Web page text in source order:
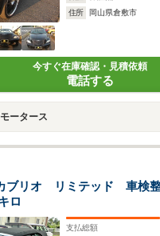
住所
岡山県倉敷市
今すぐ在庫確認・見積依頼
電話する
ータース
ブリオ リミテッド 車検
ロ
支払総額